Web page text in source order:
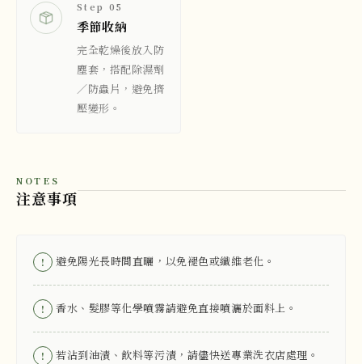
Step 05
季節收納
完全乾燥後放入防
塵套，搭配除濕劑
／防蟲片，避免擠
壓變形。
NOTES
注意事項
! 避免陽光長時間直曬，以免褪色或纖維老化。
! 香水、髮膠等化學噴霧請避免直接噴灑於面料上。
! 若沾到油漬、飲料等污漬，請儘快送專業洗衣店處理。